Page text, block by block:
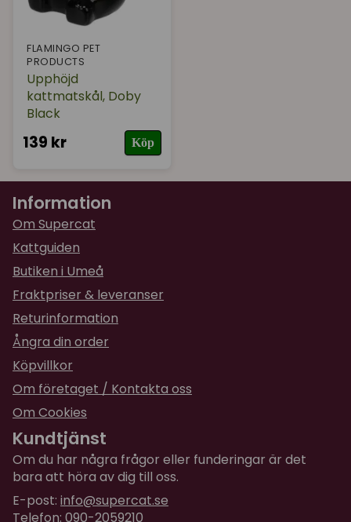
FLAMINGO PET
PRODUCTS
Upphöjd
kattmatskål, Doby
Black
139 kr Köp
Information
Om Supercat
Kattguiden
Butiken i Umeå
Fraktpriser & leveranser
Returinformation
Ångra din order
Köpvillkor
Om företaget / Kontakta oss
Om Cookies
Kundtjänst
Om du har några frågor eller funderingar är det
bara att höra av dig till oss.
E-post: info@supercat.se
Telefon: 090-2059210